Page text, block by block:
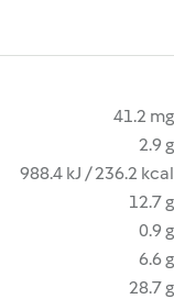
41.2 mg
2.9 g
988.4 kJ / 236.2 kcal
12.7 g
0.9 g
6.6 g
28.7 g